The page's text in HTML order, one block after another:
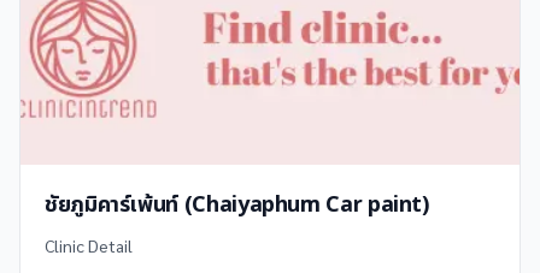
ชัยภูมิคาร์เพ้นท์ (Chaiyaphum Car paint)
Clinic Detail